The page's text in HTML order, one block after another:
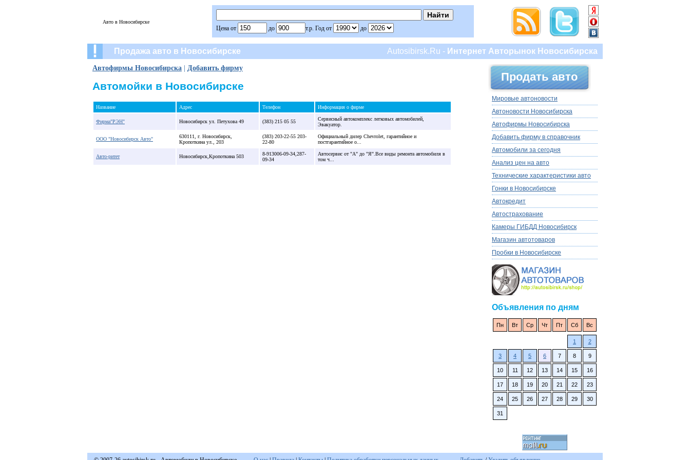
Авто в Новосибирске
Цена от до т.р. Год от до
Продажа авто в Новосибирске Autosibirsk.Ru - Интернет Авторынок Новосибирска
Автофирмы Новосибирска Добавить фирму
Автомойки в Новосибирске
Название Адрес Телефон Информация о фирме
Фирма"РЭН" Новосибирск ул. Петухова 49 (383) 215 05 55
Сервисный автокомплекс легковых автомобилей,
Эвакуатор.
ООО "Новосибирск Авто"
630111, г. Новосибирск,
Кропоткина ул., 203
(383) 203-22-55 203-
22-80
Официальный дилер Chevrolet, гарантийное и
постгарантийное о...
Авто-ритет Новосибирск,Кропоткина 503
8-913006-09-34,287-
09-34
Автосервис от "А" до "Я".Все виды ремонта автомобиля в
том ч...
Продать авто
Мировые автоновости
Автоновости Новосибирска
Автофирмы Новосибирска
Добавить фирму в справочник
Автомобили за сегодня
Анализ цен на авто
Технические характеристики авто
Гонки в Новосибирске
Автокредит
Автострахование
Камеры ГИБДД Новосибирск
Магазин автотоваров
Пробки в Новосибирске
Объявления по дням
Пн Вт Ср Чт Пт Сб Вс
1 2
3 4 5 6 7 8 9
10 11 12 13 14 15 16
17 18 19 20 21 22 23
24 25 26 27 28 29 30
31